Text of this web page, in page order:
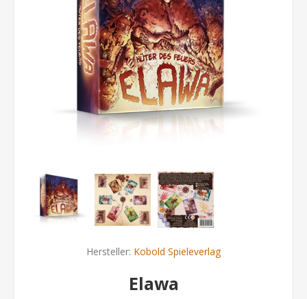
Hersteller: Kobold Spieleverlag
Elawa